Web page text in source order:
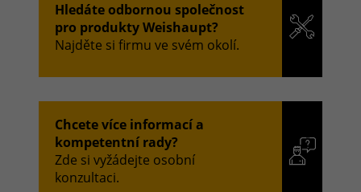
Hledáte odbornou společnost
pro produkty Weishaupt?
Najděte si firmu ve svém okolí.
Chcete více informací a
kompetentní rady?
Zde si vyžádejte osobní
konzultaci.